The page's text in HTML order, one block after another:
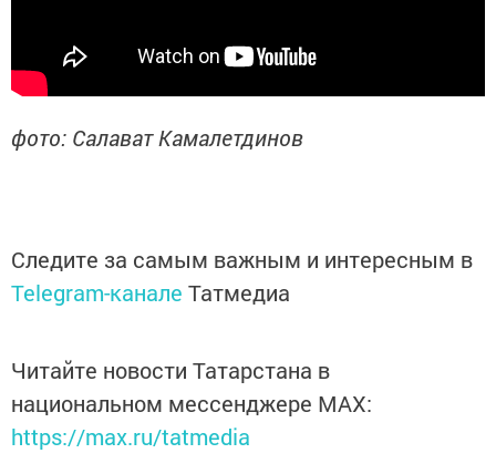
фото: Салават Камалетдинов
Следите за самым важным и интересным в
Telegram-канале Татмедиа
Читайте новости Татарстана в
национальном мессенджере MАХ:
https://max.ru/tatmedia